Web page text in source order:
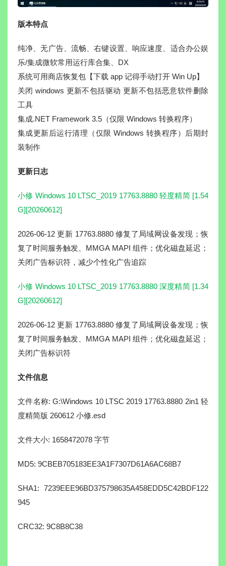
版本特点
纯净、无广告、流畅、右键设置、响应速度、适合办公娱
乐/集成微软常用运行库合集、DX
系统可用商店恢复包【下载 app 记得手动打开 Win Up】
关闭 windows 更新不包括驱动 更新不包括恶意软件删除
工具
集成.NET Framework 3.5（仅限 Windows 转换程序）
集成更新后运行清理（仅限 Windows 转换程序）后期封
装制作
更新日志
小修 Windows 10 LTSC_2019 17763.8880 轻度精简 [1.54
G][20260612]
2026-06-12 更新 17763.8880 修复了局域网设备发现；恢
复了时间服务触发、MMGA MAPI 组件；优化磁盘延迟；
关闭广告标识符，减少个性化广告追踪
小修 Windows 10 LTSC_2019 17763.8880 深度精简 [1.34
G][20260612]
2026-06-12 更新 17763.8880 修复了局域网设备发现；恢
复了时间服务触发、MMGA MAPI 组件；优化磁盘延迟；
关闭广告标识符
文件信息
文件名称: G:\Windows 10 LTSC 2019 17763.8880 2in1 轻
度精简版 260612 小修.esd
文件大小: 1658472078 字节
MD5: 9CBEB705183EE3A1F7307D61A6AC68B7
SHA1: 7239EEE96BD375798635A458EDD5C42BDF122
945
CRC32: 9C8B8C38